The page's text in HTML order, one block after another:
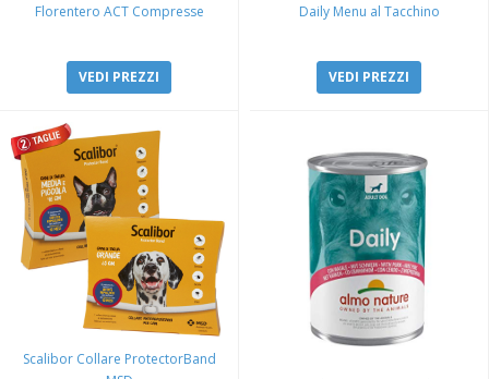
Florentero ACT Compresse
VEDI PREZZI
Daily Menu al Tacchino
VEDI PREZZI
Scalibor Collare ProtectorBand